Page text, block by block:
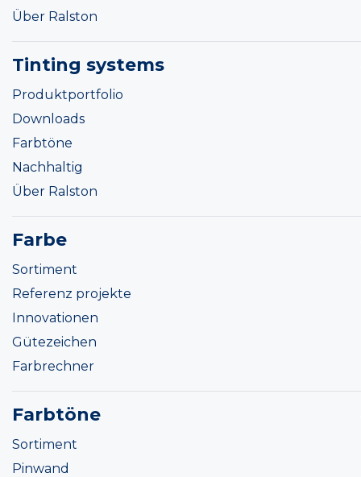
Über Ralston
Tinting systems
Produktportfolio
Downloads
Farbtöne
Nachhaltig
Über Ralston
Farbe
Sortiment
Referenz projekte
Innovationen
Gütezeichen
Farbrechner
Farbtöne
Sortiment
Pinwand